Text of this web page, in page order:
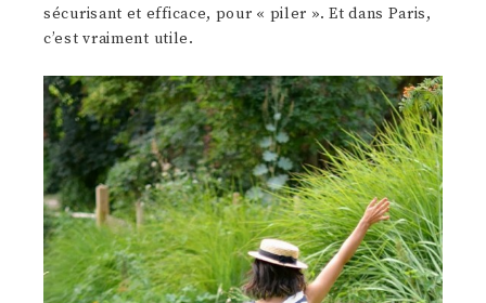
sécurisant et efficace, pour « piler ». Et dans Paris,
c’est vraiment utile.